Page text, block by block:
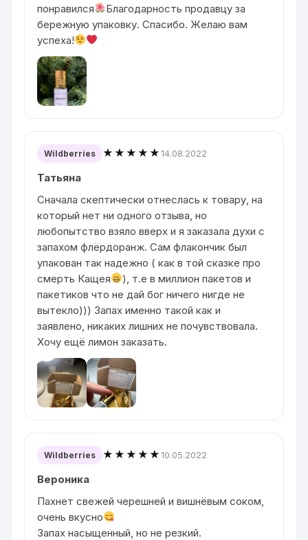
понравился
Благодарность продавцу за
бережную упаковку. Спасибо. Желаю вам
успеха!
Wildberries ★★★★★14.08.2022
Татьяна
Сначала скептически отнеслась к товару, на
который нет ни одного отзыва, но
любопытство взяло вверх и я заказала духи с
запахом флёрдоранж. Сам флакончик был
упакован так надежно ( как в той сказке про
смерть Кащея
), т.е в миллион пакетов и
пакетиков что не дай бог ничего нигде не
вытекло))) Запах именно такой как и
заявлено, никаких лишних не почувствовала.
Хочу ещё лимон заказать.
Wildberries ★★★★★10.05.2022
Вероника
Пахнет свежей черешней и вишнёвым соком,
очень вкусно
Запах насыщенный, но не резкий.